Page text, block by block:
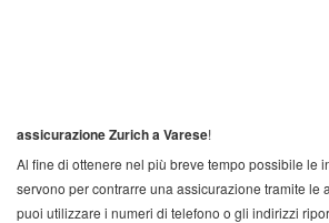
assicurazione Zurich a Varese!
Al fine di ottenere nel più breve tempo possibile le
servono per contrarre una assicurazione tramite le
puoi utilizzare i numeri di telefono o gli indirizzi